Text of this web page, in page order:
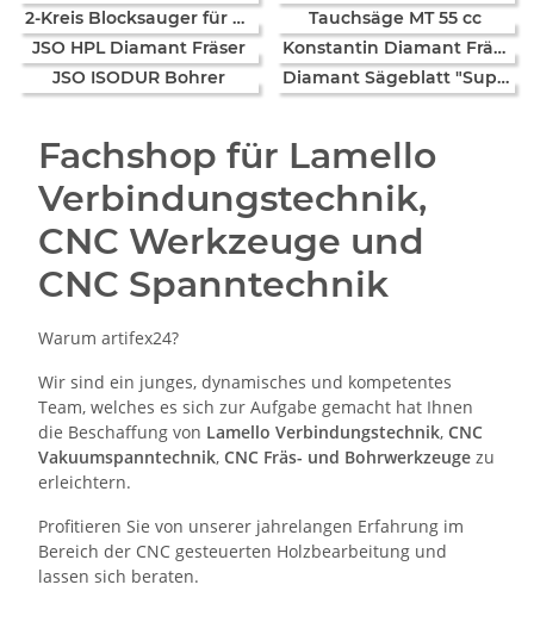
2-Kreis Blocksauger für Homag
Tauchsäge MT 55 cc
JSO HPL Diamant Fräser
Konstantin Diamant Fräser
JSO ISODUR Bohrer
Diamant Sägeblatt "SuperSilent"
Fachshop für Lamello
Verbindungstechnik,
CNC Werkzeuge und
CNC Spanntechnik
Warum artifex24?
Wir sind ein junges, dynamisches und kompetentes
Team, welches es sich zur Aufgabe gemacht hat Ihnen
die Beschaffung von Lamello Verbindungstechnik, CNC
Vakuumspanntechnik, CNC Fräs- und Bohrwerkzeuge zu
erleichtern.
Profitieren Sie von unserer jahrelangen Erfahrung im
Bereich der CNC gesteuerten Holzbearbeitung und
lassen sich beraten.